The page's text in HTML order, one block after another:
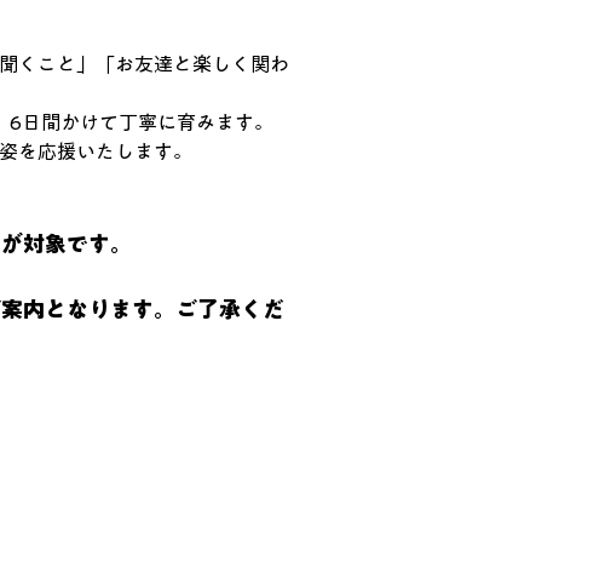
くこと」「お友達と楽しく関わ
日間かけて丁寧に育みます。
を応援いたします。
対象です。
内となります。ご了承くだ